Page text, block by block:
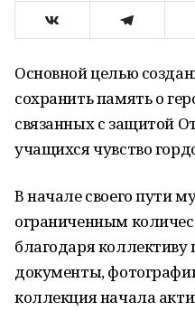
Основной целью
сохранить память о
связанных с защитой
учащихся чувство
В начале своего пути
ограниченным
благодаря
документы,
коллекция начала